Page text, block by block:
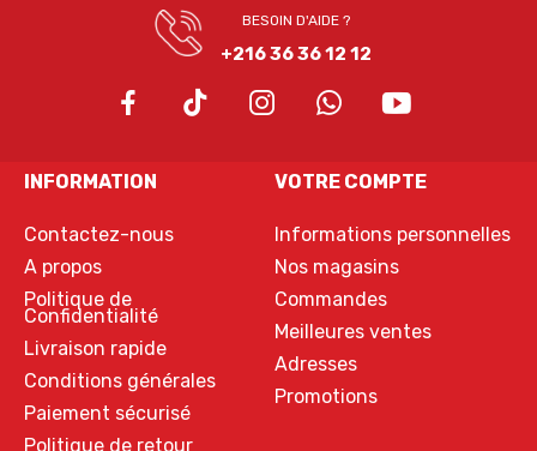
BESOIN D'AIDE ?
+216 36 36 12 12
INFORMATION
Contactez-nous
A propos
Politique de
Confidentialité
Livraison rapide
Conditions générales
Paiement sécurisé
Politique de retour
VOTRE COMPTE
Informations personnelles
Nos magasins
Commandes
Meilleures ventes
Adresses
Promotions